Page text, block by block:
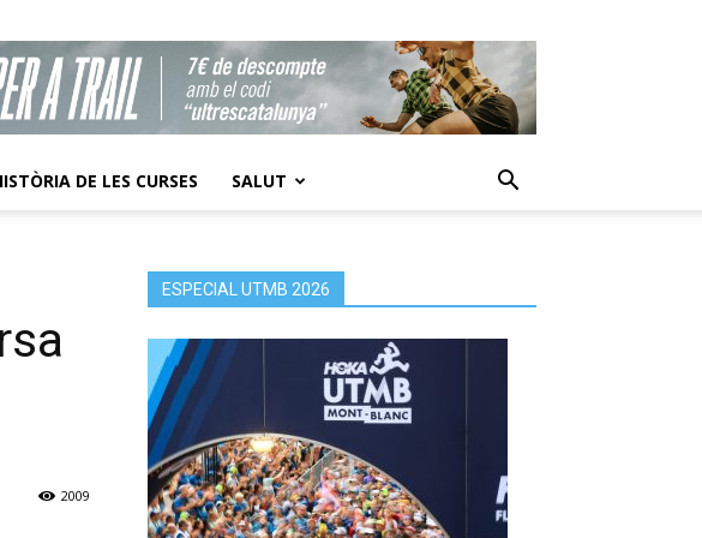
DE LES CURSES SALUT
2009
ESPECIAL UTMB 2026